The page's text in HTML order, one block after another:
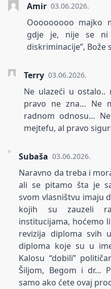
Amir 03.06.2026.
Ooooooooo majko
gdje je, nije se ni
diskriminacije”, Bože
Terry 03.06.2026.
Ne ulazeći u
pravo ne zna… Ne
radnom odnosu…
mejtefu, al pravo
Subaša 03.06.2026.
Naravno da treba i
ali se pitamo šta je
svom vlasništvu imaju
kojih su zauzeli
institucijama, hoćemo
revizija diploma svih
diploma koje su u
Kalosu “dobili”
Šiljom, Begom i dr…
samo ako ćete ovaj